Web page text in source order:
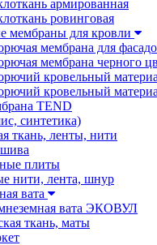
армированная
ровинговая
мембраны для кровли
мембрана для
мембрана черного
кровельный
кровельный
TEND
синтетика)
ткань, ленты, нити
плиты
нити, лента, шнур
вата
вата ЭКОВУЛ
ткань, маты